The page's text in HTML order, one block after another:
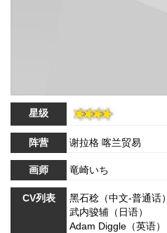
星级
阵营 谢拉格 喀兰贸易
画师 竜崎いち
CV列表
黑石稔（中文-普通话）
武内骏辅（日语）
Adam Diggle（英语）